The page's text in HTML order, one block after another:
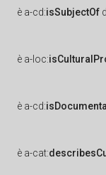
è a-cd:isSubjectOf
è a-loc:
è a-cd:
è a-cat: